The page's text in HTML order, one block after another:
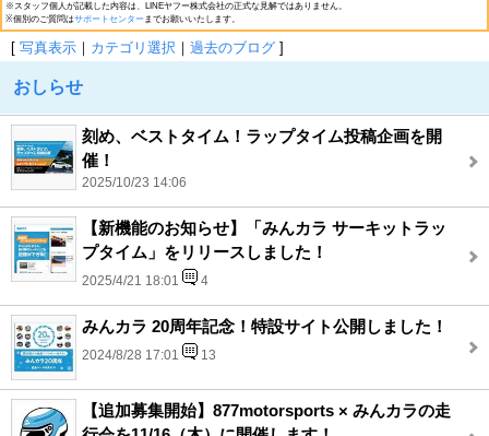
※スタッフ個人が記載した内容は、LINEヤフー株式会社の正式な見解ではありません。
※個別のご質問はサポートセンターまでお願いいたします。
[ 写真表示 ｜ カテゴリ選択 ｜ 過去のブログ ]
おしらせ
刻め、ベストタイム！ラップタイム投稿企画を開
催！
2025/10/23 14:06
【新機能のお知らせ】「みんカラ サーキットラッ
プタイム」をリリースしました！
2025/4/21 18:01 4
みんカラ 20周年記念！特設サイト公開しました！
2024/8/28 17:01 13
【追加募集開始】877motorsports × みんカラの走